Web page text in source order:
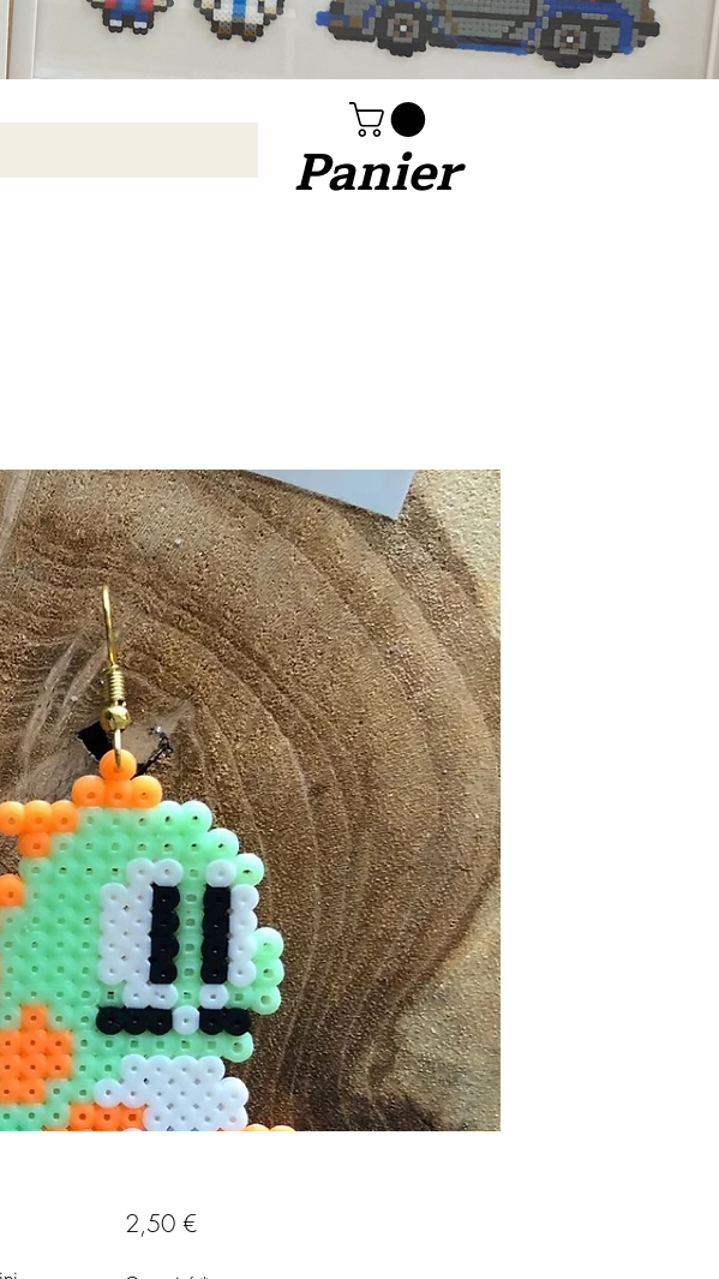
Panier
2,50 €Prix